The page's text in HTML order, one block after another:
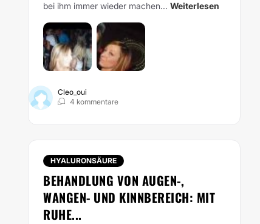
bei ihm immer wieder machen... Weiterlesen
Cleo_oui
4 kommentare
HYALURONSÄURE
BEHANDLUNG VON AUGEN-,
WANGEN- UND KINNBEREICH: MIT
RUHE...